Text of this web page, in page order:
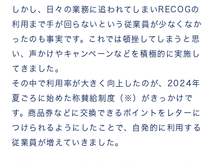
しかし、日々の業務に追われてしまいRECOGの
利用まで手が回らないという従業員が少なくなか
ったのも事実です。これでは頓挫してしまうと思
い、声かけやキャンペーンなどを積極的に実施し
てきました。
その中で利用率が大きく向上したのが、2024年
夏ごろに始めた称賛給制度（※）がきっかけで
す。商品券などに交換できるポイントをレターに
つけられるようにしたことで、自発的に利用する
従業員が増えていきました。